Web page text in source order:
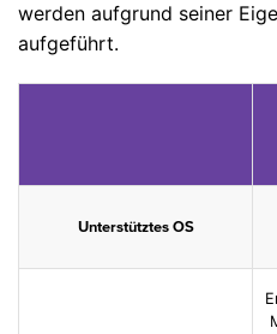
werden aufgrund seiner
aufgeführt.
Unterstütztes OS